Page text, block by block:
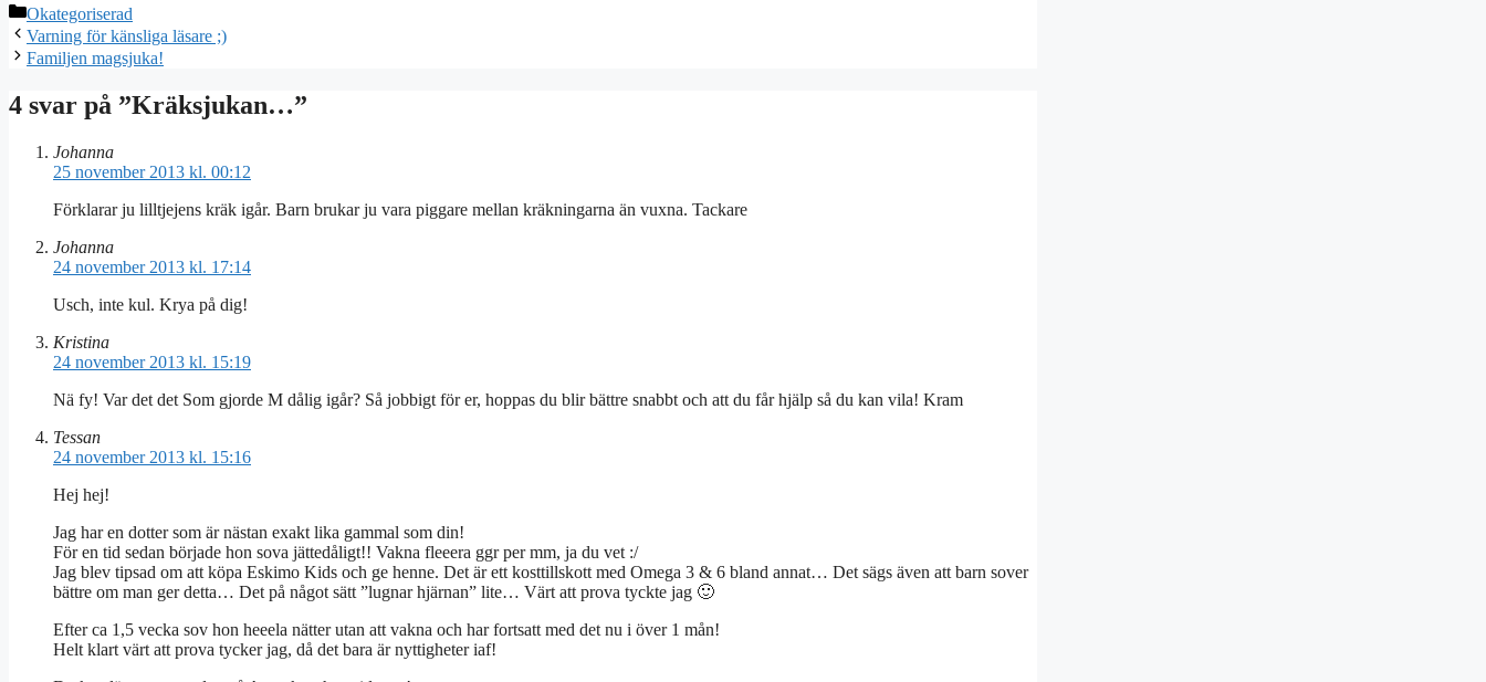
Kategorier
Okategoriserad
Varning för känsliga läsare ;)
Familjen magsjuka!
4 svar på ”Kräksjukan…”
Johanna
25 november 2013 kl. 00:12
Förklarar ju lilltjejens kräk igår. Barn brukar ju vara piggare mellan kräkningarna än vuxna. Tackare
Johanna
24 november 2013 kl. 17:14
Usch, inte kul. Krya på dig!
Kristina
24 november 2013 kl. 15:19
Nä fy! Var det det Som gjorde M dålig igår? Så jobbigt för er, hoppas du blir bättre snabbt och att du får hjälp så du kan vila! Kram
Tessan
24 november 2013 kl. 15:16
Hej hej!
Jag har en dotter som är nästan exakt lika gammal som din!
För en tid sedan började hon sova jättedåligt!! Vakna fleeera ggr per mm, ja du vet :/
Jag blev tipsad om att köpa Eskimo Kids och ge henne. Det är ett kosttillskott med Omega 3 & 6 bland annat… Det sägs även att barn sover
bättre om man ger detta… Det på något sätt ”lugnar hjärnan” lite… Värt att prova tyckte jag 🙂
Efter ca 1,5 vecka sov hon heeela nätter utan att vakna och har fortsatt med det nu i över 1 mån!
Helt klart värt att prova tycker jag, då det bara är nyttigheter iaf!